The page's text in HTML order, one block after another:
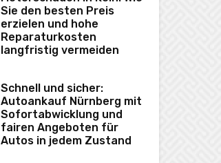
Sie den besten Preis
erzielen und hohe
Reparaturkosten
langfristig vermeiden
Schnell und sicher:
Autoankauf Nürnberg mit
Sofortabwicklung und
fairen Angeboten für
Autos in jedem Zustand